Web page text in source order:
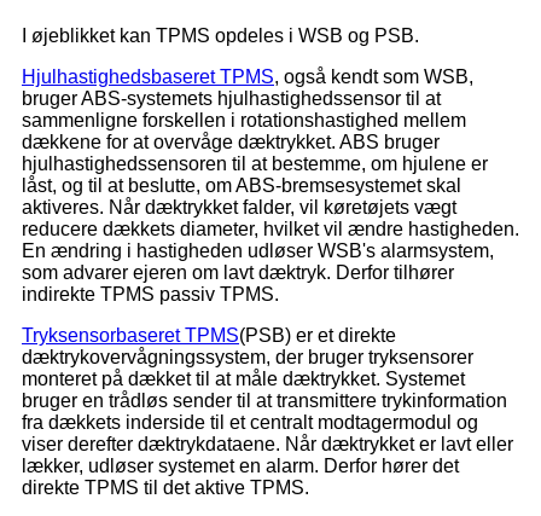
I øjeblikket kan TPMS opdeles i WSB og PSB.
Hjulhastighedsbaseret TPMS, også kendt som WSB,
bruger ABS-systemets hjulhastighedssensor til at
sammenligne forskellen i rotationshastighed mellem
dækkene for at overvåge dæktrykket. ABS bruger
hjulhastighedssensoren til at bestemme, om hjulene er
låst, og til at beslutte, om ABS-bremsesystemet skal
aktiveres. Når dæktrykket falder, vil køretøjets vægt
reducere dækkets diameter, hvilket vil ændre hastigheden.
En ændring i hastigheden udløser WSB's alarmsystem,
som advarer ejeren om lavt dæktryk. Derfor tilhører
indirekte TPMS passiv TPMS.
Tryksensorbaseret TPMS(PSB) er et direkte
dæktrykovervågningssystem, der bruger tryksensorer
monteret på dækket til at måle dæktrykket. Systemet
bruger en trådløs sender til at transmittere trykinformation
fra dækkets inderside til et centralt modtagermodul og
viser derefter dæktrykdataene. Når dæktrykket er lavt eller
lækker, udløser systemet en alarm. Derfor hører det
direkte TPMS til det aktive TPMS.